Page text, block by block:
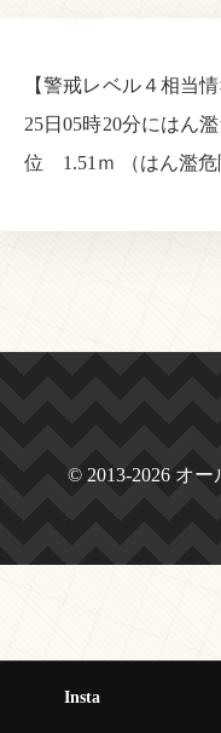
【警戒レベル４相当
25日05時20分にはん
位 1.51ｍ （はん濫危
© 2013-2026 オー
Insta